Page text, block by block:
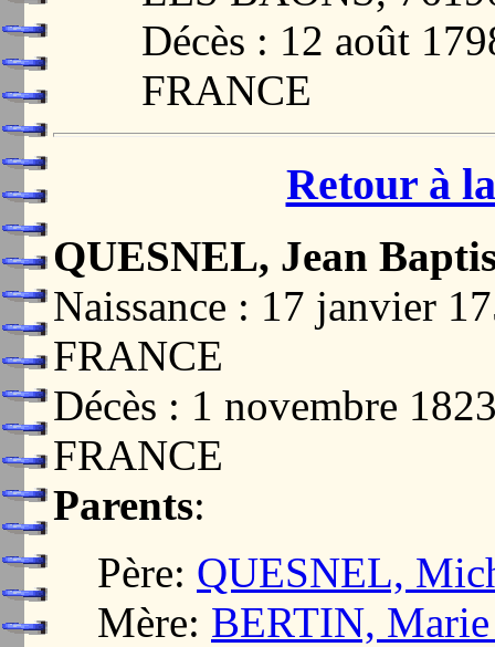
Décès : 12 août
FRANCE
Retour à
QUESNEL, Jean
Naissance : 17 janvier
FRANCE
Décès : 1 novembre
FRANCE
Parents:
Père: QUESNEL,
Mère: BERTIN,